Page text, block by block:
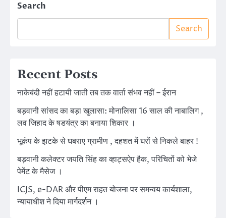
Search
Search
Recent Posts
नाकेबंदी नहीं हटायी जाती तब तक वार्ता संभव नहीं – ईरान
बड़वानी सांसद का बड़ा खुलासा: मोनालिसा 16 साल की नाबालिग ,
लव जिहाद के षडयंत्र का बनाया शिकार ।
भूकंप के झटके से घबराए ग्रामीण , दहशत में घरों से निकले बाहर !
बड़वानी कलेक्टर जयति सिंह का व्हाट्सऐप हैक, परिचितों को भेजे
पेमेंट के मैसेज ।
ICJS, e-DAR और पीएम राहत योजना पर समन्वय कार्यशाला,
न्यायाधीश ने दिया मार्गदर्शन ।